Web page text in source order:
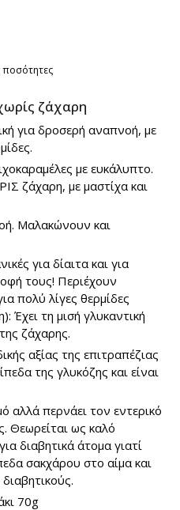
-SUGAR FREE- κρυσταλλικές.
ποσότητες
ζάχαρη
για δροσερή αναπνοή, με
με ευκάλυπτο.
ζάχαρη, με μαστίχα και
Μαλακώνουν και
για δίαιτα και για
τους! Περιέχουν
πολύ λίγες θερμίδες
Έχει τη μισή γλυκαντική
ζάχαρης.
αξίας της επιτραπέζιας
της γλυκόζης και είναι
αλλά περνάει τον εντερικό
Θεωρείται ως καλό
διαβητικά άτομα γιατί
σακχάρου στο αίμα και
70g